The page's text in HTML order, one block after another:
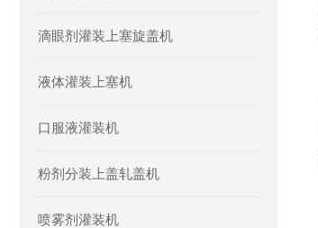
滴眼剂灌装上塞旋盖机
液体灌装上塞机
口服液灌装机
粉剂分装上盖轧盖机
喷雾剂灌装机